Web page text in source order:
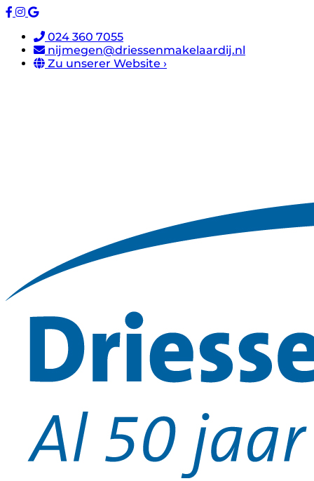
024 360 7055
nijmegen@driessenmakelaardij.nl
Zu unserer Website ›